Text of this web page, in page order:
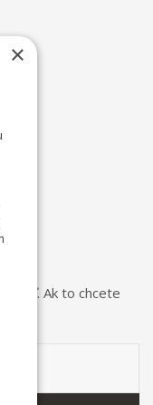
Ak to chcete
×